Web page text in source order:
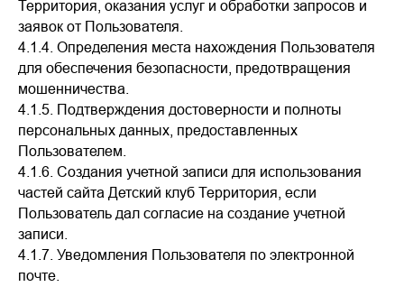
Территория, оказания услуг и обработки запросов и
заявок от Пользователя.
4.1.4. Определения места нахождения Пользователя
для обеспечения безопасности, предотвращения
мошенничества.
4.1.5. Подтверждения достоверности и полноты
персональных данных, предоставленных
Пользователем.
4.1.6. Создания учетной записи для использования
частей сайта Детский клуб Территория, если
Пользователь дал согласие на создание учетной
записи.
4.1.7. Уведомления Пользователя по электронной
почте.